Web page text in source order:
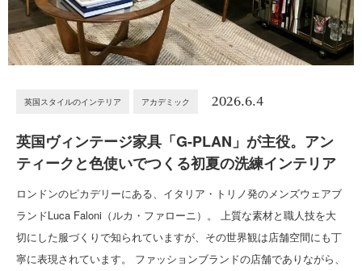
英国スタイルのインテリア アカデミック 2026.6.4
英国ヴィンテージ家具「G-PLAN」が主役。アン
ティークと色使いでつくる初夏の洗練インテリア
ロンドンのピカデリーにある、イタリア・トリノ発のメンズウェアブ
ランドLuca Faloni（ルカ・ファローニ）。 上質な素材と職人技を大
切にした服づくりで知られていますが、その世界観は店舗空間にも丁
寧に表現されています。 ファッションブランドの店舗でありながら、